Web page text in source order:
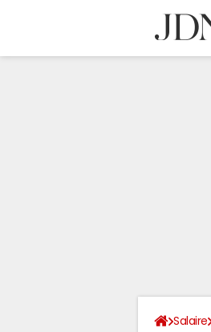
Salaire